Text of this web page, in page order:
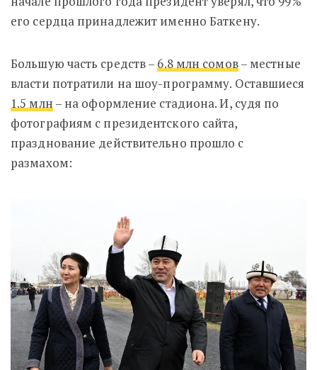
его сердца принадлежит именно Баткену.
Большую часть средств – 6.8 млн сомов– местные
власти потратили на шоу-программу. Оставшиеся
1.5 млн – на оформление стадиона. И, судя по
фотографиям с президентского сайта,
празднование действительно прошло с
размахом: